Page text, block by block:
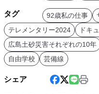
タグ 92歳私の仕事
テレメンタリー2024
ドキ
広島土砂災害それぞれの10年
自由学校
芸備線
シェア